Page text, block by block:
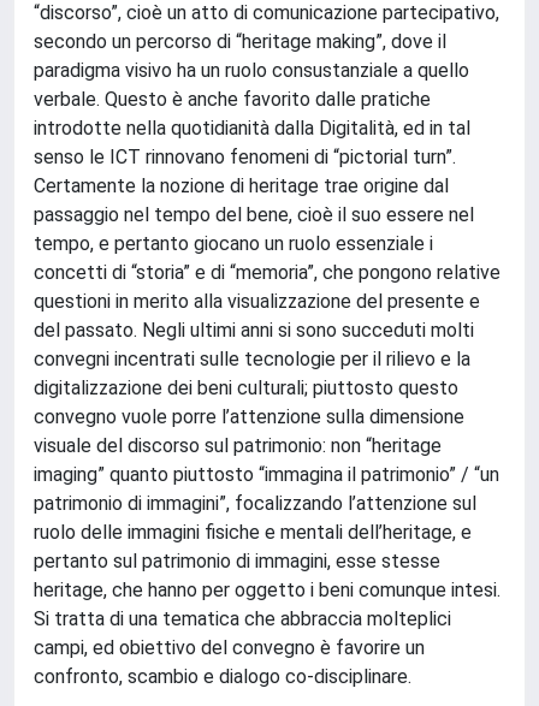
“discorso”, cioè un atto di comunicazione partecipativo,
secondo un percorso di “heritage making”, dove il
paradigma visivo ha un ruolo consustanziale a quello
verbale. Questo è anche favorito dalle pratiche
introdotte nella quotidianità dalla Digitalità, ed in tal
senso le ICT rinnovano fenomeni di “pictorial turn”.
Certamente la nozione di heritage trae origine dal
passaggio nel tempo del bene, cioè il suo essere nel
tempo, e pertanto giocano un ruolo essenziale i
concetti di “storia” e di “memoria”, che pongono relative
questioni in merito alla visualizzazione del presente e
del passato. Negli ultimi anni si sono succeduti molti
convegni incentrati sulle tecnologie per il rilievo e la
digitalizzazione dei beni culturali; piuttosto questo
convegno vuole porre l’attenzione sulla dimensione
visuale del discorso sul patrimonio: non “heritage
imaging” quanto piuttosto “immagina il patrimonio” / “un
patrimonio di immagini”, focalizzando l’attenzione sul
ruolo delle immagini fisiche e mentali dell’heritage, e
pertanto sul patrimonio di immagini, esse stesse
heritage, che hanno per oggetto i beni comunque intesi.
Si tratta di una tematica che abbraccia molteplici
campi, ed obiettivo del convegno è favorire un
confronto, scambio e dialogo co-disciplinare.